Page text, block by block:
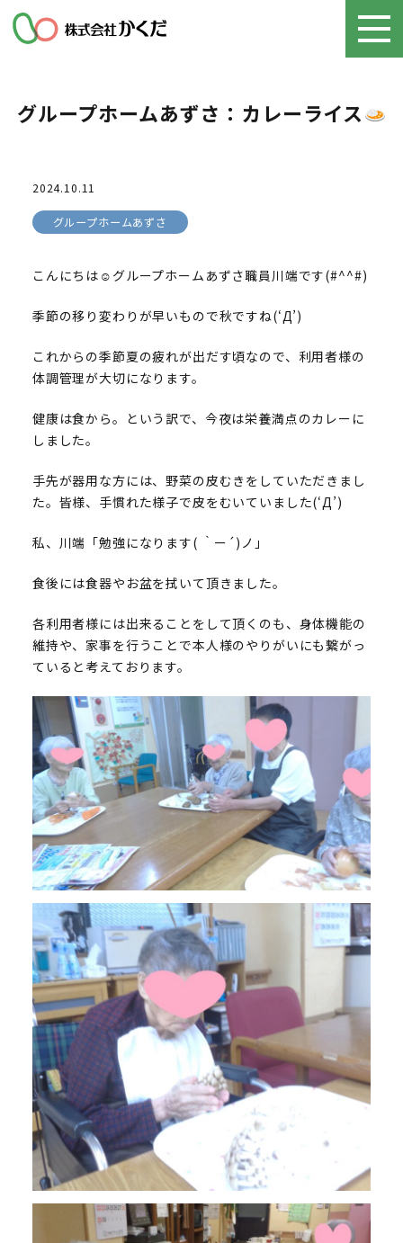
グループホームあずさ：カレーライス
2024.10.11
グループホームあずさ
こんにちは☺グループホームあずさ職員川端です(#^^#)
季節の移り変わりが早いもので秋ですね(‘Д’)
これからの季節夏の疲れが出だす頃なので、利用者様の
体調管理が大切になります。
健康は食から。という訳で、今夜は栄養満点のカレーに
しました。
手先が器用な方には、野菜の皮むきをしていただきまし
た。皆様、手慣れた様子で皮をむいていました(‘Д’)
私、川端「勉強になります( ｀ー´)ノ」
食後には食器やお盆を拭いて頂きました。
各利用者様には出来ることをして頂くのも、身体機能の
維持や、家事を行うことで本人様のやりがいにも繋がっ
ていると考えております。